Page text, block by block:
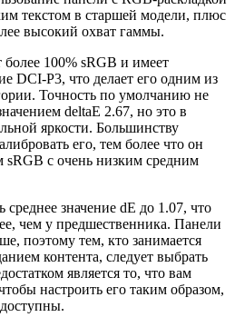
текстом в старшей модели, плюс
высокий охват гаммы.
100% sRGB и имеет
DCI-P3, что делает его одним из
Точность по умолчанию не
deltaE 2.67, но это в
яркости. Большинству
его, тем более что он
с очень низким средним
значение dE до 1.07, что
чем у предшественника. Панели
поэтому тем, кто занимается
контента, следует выбрать
является то, что вам
настроить его таким образом,